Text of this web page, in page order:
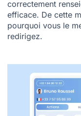
correctement
efficace. De cette
pourquoi vous le
redirigez.